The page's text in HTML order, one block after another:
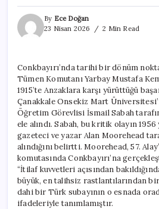
By Ece Doğan
23 Nisan 2026
2 Min Read
Conkbayırı’nda tarihi bir dönüm
Tümen Komutanı Yarbay Mustafa
1915’te Anzaklara karşı yürüttüğü
Çanakkale Onsekiz Mart
Öğretim Görevlisi İsmail Sabah
ele alındı. Sabah, bu kritik olayın 1956
gazeteci ve yazar Alan Moorehead
alındığını belirtti. Moorehead, 57.
komutasında Conkbayırı’na
“İtilaf kuvvetleri açısından
büyük, en talihsiz rastlantılarından
dahi bir Türk subayının o esnada
ifadeleriyle tanımlamıştır.